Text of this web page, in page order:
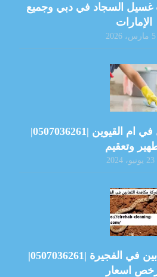
غسيل السجاد في دبي وجميع
الإمارات
5 مارس، 2026
شركة تعقيم منازل في ام القيوين |0507036261|
وتعقيم
23 يونيو، 2024
شركة مكافحة الثعابين في الفجيرة |0507036261|
اسعار